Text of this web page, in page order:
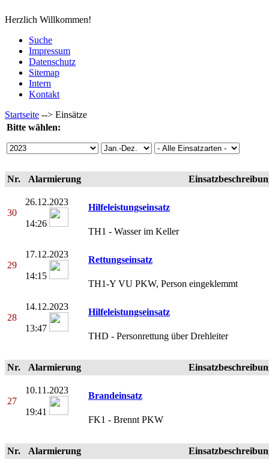
Herzlich Willkommen!
Suche
Impressum
Datenschutz
Sitemap
Intern
Kontakt
Startseite --> Einsätze
Bitte wählen:
Nr. Alarmierung
30
26.12.2023
14:26
Hilfeleistungseinsatz
TH1 - Wasser im Keller
29
17.12.2023
14:15
Rettungseinsatz
TH1-Y VU PKW, Person eingeklemmt
28
14.12.2023
13:47
Hilfeleistungseinsatz
THD - Personrettung über Drehleiter
Nr. Alarmierung
27
10.11.2023
19:41
Brandeinsatz
FK1 - Brennt PKW
Nr. Alarmierung